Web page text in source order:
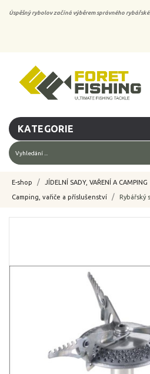
Úspěšný rybolov začíná výběrem správného
KATEGORIE
E-shop JÍDELNÍ SADY, VAŘENÍ A CAMPING
Camping, vařiče a příslušenství Rybářský